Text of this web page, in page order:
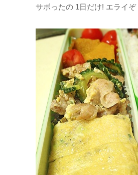
サボったの 1日だけ! エライぞ